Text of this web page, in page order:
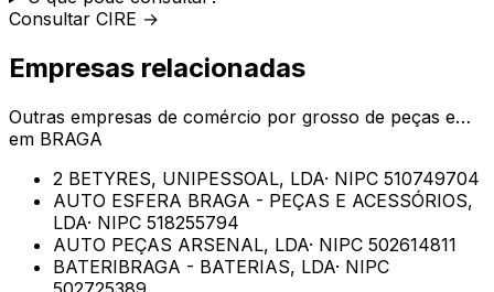
Consultar CIRE →
Empresas relacionadas
Outras empresas de comércio por grosso de peças e…
em BRAGA
2 BETYRES, UNIPESSOAL, LDA· NIPC 510749704
AUTO ESFERA BRAGA - PEÇAS E ACESSÓRIOS,
LDA· NIPC 518255794
AUTO PEÇAS ARSENAL, LDA· NIPC 502614811
BATERIBRAGA - BATERIAS, LDA· NIPC